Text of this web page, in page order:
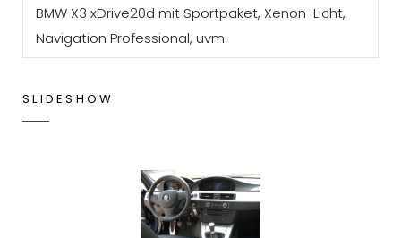
BMW X3 xDrive20d mit Sportpaket, Xenon-Licht,
Navigation Professional, uvm.
SLIDESHOW